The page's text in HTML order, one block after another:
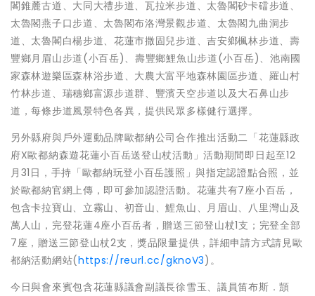
閣錐麓古道、大同大禮步道、瓦拉米步道、太魯閣砂卡礑步道、
太魯閣燕子口步道、太魯閣布洛灣景觀步道、太魯閣九曲洞步
道、太魯閣白楊步道、花蓮市撒固兒步道、吉安鄉楓林步道、壽
豐鄉月眉山步道(小百岳)、壽豐鄉鯉魚山步道(小百岳)、池南國
家森林遊樂區森林浴步道、大農大富平地森林園區步道、羅山村
竹林步道、瑞穗鄉富源步道群、豐濱天空步道以及大石鼻山步
道，每條步道風景特色各異，提供民眾多樣健行選擇。
另外縣府與戶外運動品牌歐都納公司合作推出活動二「花蓮縣政
府X歐都納森遊花蓮小百岳送登山杖活動」活動期間即日起至12
月31日，手持「歐都納玩登小百岳護照」與指定認證點合照，並
於歐都納官網上傳，即可參加認證活動。花蓮共有7座小百岳，
包含卡拉寶山、立霧山、初音山、鯉魚山、月眉山、八里灣山及
萬人山，完登花蓮4座小百岳者，贈送三節登山杖1支；完登全部
7座，贈送三節登山杖2支，獎品限量提供，詳細申請方式請見歐
都納活動網站(https://reurl.cc/gknoV3)。
今日與會來賓包含花蓮縣議會副議長徐雪玉、議員笛布斯．顗